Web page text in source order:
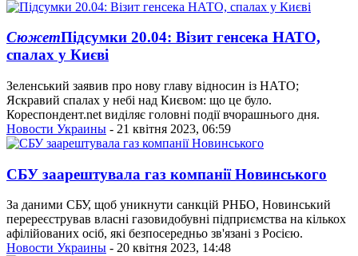
СюжетПідсумки 20.04: Візит генсека НАТО,
спалах у Києві
Зеленський заявив про нову главу відносин із НАТО;
Яскравий спалах у небі над Києвом: що це було.
Кореспондент.net виділяє головні події вчорашнього дня.
Новости Украины - 21 квітня 2023, 06:59
СБУ заарештувала газ компанії Новинського
За даними СБУ, щоб уникнути санкцій РНБО, Новинський
перереєстрував власні газовидобувні підприємства на кількох
афілійованих осіб, які безпосередньо зв'язані з Росією.
Новости Украины - 20 квітня 2023, 14:48